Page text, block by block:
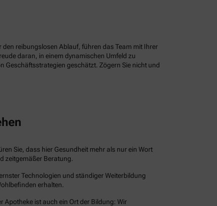
reibungslosen Ablauf, führen das Team mit Ihrer
daran, in einem dynamischen Umfeld zu
Geschäftsstrategien geschätzt. Zögern Sie nicht und
Sie, dass hier Gesundheit mehr als nur ein Wort
zeitgemäßer Beratung.
Technologien und ständiger Weiterbildung
erhalten.
Apotheke ist auch ein Ort der Bildung: Wir